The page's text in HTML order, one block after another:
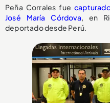
Peña Corrales fue
José María Córdova, en
deportado desde Perú.